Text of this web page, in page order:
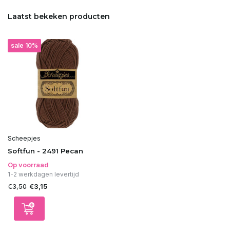
Laatst bekeken producten
sale 10%
Scheepjes
Softfun - 2491 Pecan
Op voorraad
1-2 werkdagen levertijd
€3,50 €3,15